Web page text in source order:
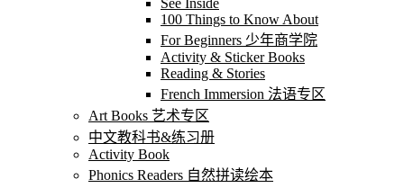
See Inside
100 Things to Know About
For Beginners 少年商学院
Activity & Sticker Books
Reading & Stories
French Immersion 法语专区
Art Books 艺术专区
中文教科书&练习册
Activity Book
Phonics Readers 自然拼读绘本